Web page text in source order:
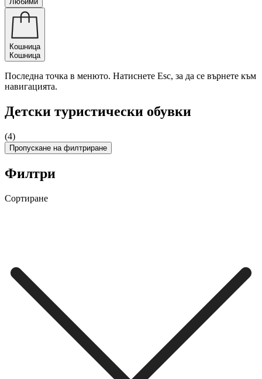
Кошница
Кошница
Последна точка в менюто. Натиснете Esc, за да се върнете към
навигацията.
Детски туристически обувки
(4)
Пропускане на филтриране
Филтри
Сортиране